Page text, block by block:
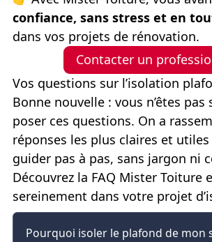
confiance, sans stress et en
dans vos projets de rénovation.
Contacter un
Vos questions sur l’isolation
Bonne nouvelle : vous n’êtes pas
poser ces questions. On a
réponses les plus claires et
guider pas à pas, sans jargon ni
Découvrez la FAQ Mister Toiture
sereinement dans votre projet
Pourquoi isoler le plafond de mon